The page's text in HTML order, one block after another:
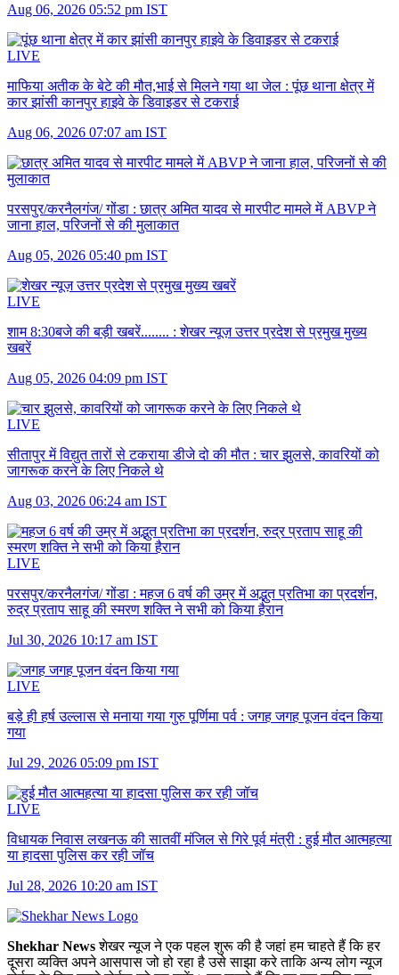
Aug 06, 2026 05:52 pm IST
LIVE
माफिया अतीक के बेटे की मौत,भाई से मिलने गया था जेल : पूंछ थाना क्षेत्र में
कार झांसी कानपुर हाइवे के डिवाइडर से टकराई
Aug 06, 2026 07:07 am IST
परसपुर/करनैलगंज/ गोंडा : छात्र अमित यादव से मारपीट मामले में ABVP ने
जाना हाल, परिजनों से की मुलाकात
Aug 05, 2026 05:40 pm IST
LIVE
शाम 8:30बजे की बड़ी खबरें........ : शेखर न्यूज़ उत्तर प्रदेश से प्रमुख मुख्य
खबरें
Aug 05, 2026 04:09 pm IST
LIVE
सीतापुर में विद्युत तारों से टकराया डीजे दो की मौत : चार झुलसे, कावरियों को
जागरूक करने के लिए निकले थे
Aug 03, 2026 06:24 am IST
LIVE
परसपुर/करनैलगंज/ गोंडा : महज 6 वर्ष की उम्र में अद्भुत प्रतिभा का प्रदर्शन,
रुद्र प्रताप साहू की स्मरण शक्ति ने सभी को किया हैरान
Jul 30, 2026 10:17 am IST
LIVE
बड़े ही हर्ष उल्लास से मनाया गया गुरु पूर्णिमा पर्व : जगह जगह पूजन वंदन किया
गया
Jul 29, 2026 05:09 pm IST
LIVE
विधायक निवास लखनऊ की सातवीं मंजिल से गिरे पूर्व मंत्री : हुई मौत आत्महत्या
या हादसा पुलिस कर रही जॉच
Jul 28, 2026 10:20 am IST
Shekhar Newsशेखर न्‍यूज ने एक पहल शुरू की है जहां हम चाहते हैं कि हर
दूसरा व्‍यक्ति अपने आसपास जो हो रहा है उसे साझा करे ताकि अन्‍य लोग न्‍यूज